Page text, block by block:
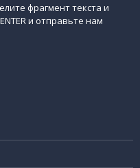
фрагмент текста и
и отправьте нам